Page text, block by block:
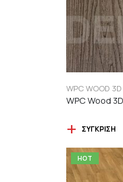
WPC WOOD
ΣΎΓΚΡΙΣΗ
HOT